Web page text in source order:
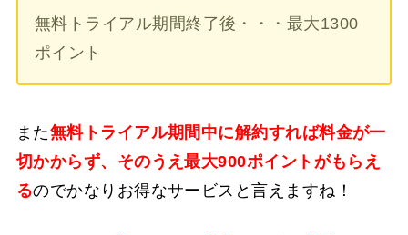
無料トライアル期間終了後・・・最大1300
ポイント
また無料トライアル期間中に解約すれば料金が一
切かからず、そのうえ最大900ポイントがもらえ
るのでかなりお得なサービスと言えますね！